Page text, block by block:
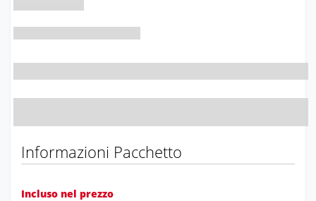
Informazioni Pacchetto
Incluso nel prezzo